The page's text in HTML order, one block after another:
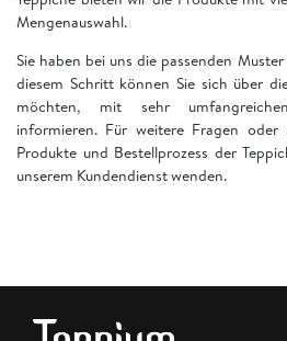
Mengenauswahl.
Sie haben bei uns die passenden
diesem Schritt können Sie sich über
möchten, mit sehr umfangreichen
informieren. Für weitere Fragen
Produkte und Bestellprozess der
unserem Kundendienst wenden.